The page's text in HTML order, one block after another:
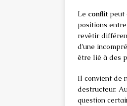
Le conflitpeut
positions
revêtir
d’une
être lié à des
Il convient de
destructeur.
question